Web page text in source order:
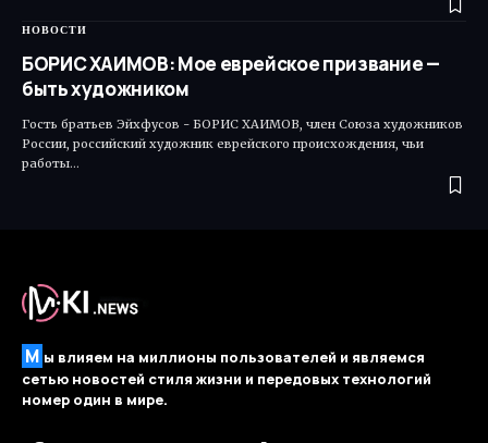
НОВОСТИ
БОРИС ХАИМОВ: Мое еврейское призвание —
быть художником
Гость братьев Эйхфусов - БОРИС ХАИМОВ, член Союза художников
России, российский художник еврейского происхождения, чьи
работы…
М ы влияем на миллионы пользователей и являемся
сетью новостей стиля жизни и передовых технологий
номер один в мире.